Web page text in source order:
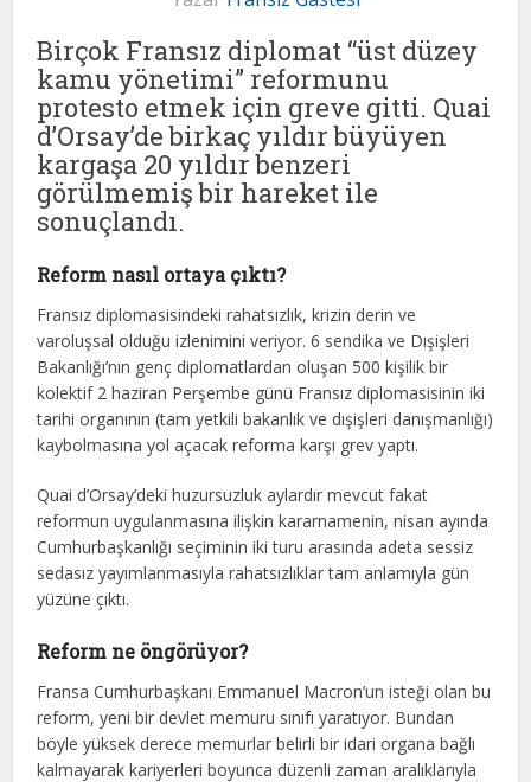
Birçok Fransız diplomat “üst düzey
kamu yönetimi” reformunu
protesto etmek için greve gitti. Quai
d’Orsay’de birkaç yıldır büyüyen
kargaşa 20 yıldır benzeri
görülmemiş bir hareket ile
sonuçlandı.
Reform nasıl ortaya çıktı?
Fransız diplomasisindeki rahatsızlık, krizin derin ve
varoluşsal olduğu izlenimini veriyor. 6 sendika ve Dışişleri
Bakanlığı’nın genç diplomatlardan oluşan 500 kişilik bir
kolektif 2 haziran Perşembe günü Fransız diplomasisinin iki
tarihi organının (tam yetkili bakanlık ve dışişleri danışmanlığı)
kaybolmasına yol açacak reforma karşı grev yaptı.
Quai d’Orsay’deki huzursuzluk aylardır mevcut fakat
reformun uygulanmasına ilişkin kararnamenin, nisan ayında
Cumhurbaşkanlığı seçiminin iki turu arasında adeta sessiz
sedasız yayımlanmasıyla rahatsızlıklar tam anlamıyla gün
yüzüne çıktı.
Reform ne öngörüyor?
Fransa Cumhurbaşkanı Emmanuel Macron’un isteği olan bu
reform, yeni bir devlet memuru sınıfı yaratıyor. Bundan
böyle yüksek derece memurlar belirli bir idari organa bağlı
kalmayarak kariyerleri boyunca düzenli zaman aralıklarıyla